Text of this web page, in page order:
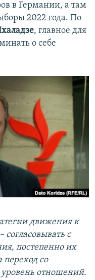
в Германии, а там
2022 года. По
, главное для
о себе
движения к
согласовывать с
постепенно их
переход со
отношений.